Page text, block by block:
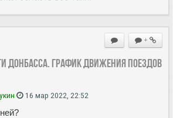
+
Донбасса. График движения поездов
16 мар 2022, 22:52